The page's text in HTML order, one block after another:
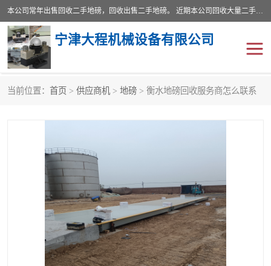
本公司常年出售回收二手地磅，回收出售二手地磅。 近期本公司回收大量二手地磅，型号齐全，宽度从2米到3.5米，长度5米到25米，承重吨位从10到200吨，成色7—9成新。 ? 使用年限6个月至2年，产品来源于个人闲置品，工矿企业停用品，因小换大而来。 精准度和新的一样， 二手地磅是内行人的选择，打个电话就省钱朋友您好等什么
宁津大程机械设备有限公司
当前位置： 首页 > 供应商机 > 地磅 > 衡水地磅回收服务商怎么联系
装载机电子秤 输送机
半自动输送机 全自动输送机
冷却塔 食品螺旋塔